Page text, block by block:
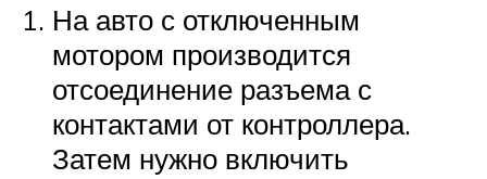
На авто с отключенным
мотором производится
отсоединение разъема с
контактами от контроллера.
Затем нужно включить